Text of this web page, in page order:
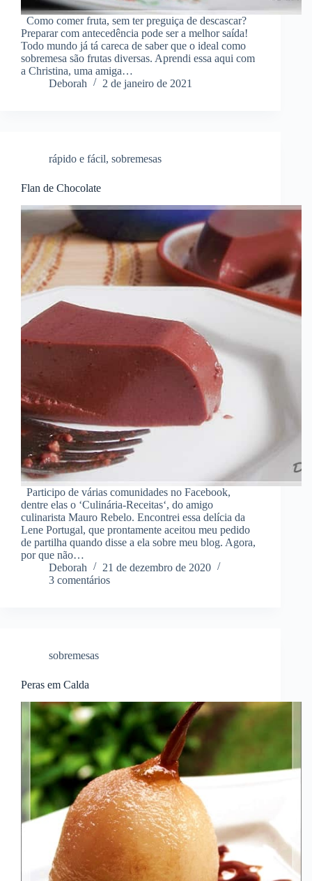
Como comer fruta, sem ter preguiça de descascar?
Preparar com antecedência pode ser a melhor saída!
Todo mundo já tá careca de saber que o ideal como
sobremesa são frutas diversas. Aprendi essa aqui com
a Christina, uma amiga…
Deborah
2 de janeiro de 2021
rápido e fácil, sobremesas
Flan de Chocolate
Participo de várias comunidades no Facebook,
dentre elas o ‘Culinária-Receitas‘, do amigo
culinarista Mauro Rebelo. Encontrei essa delícia da
Lene Portugal, que prontamente aceitou meu pedido
de partilha quando disse a ela sobre meu blog. Agora,
por que não…
Deborah
21 de dezembro de 2020
3 comentários
sobremesas
Peras em Calda